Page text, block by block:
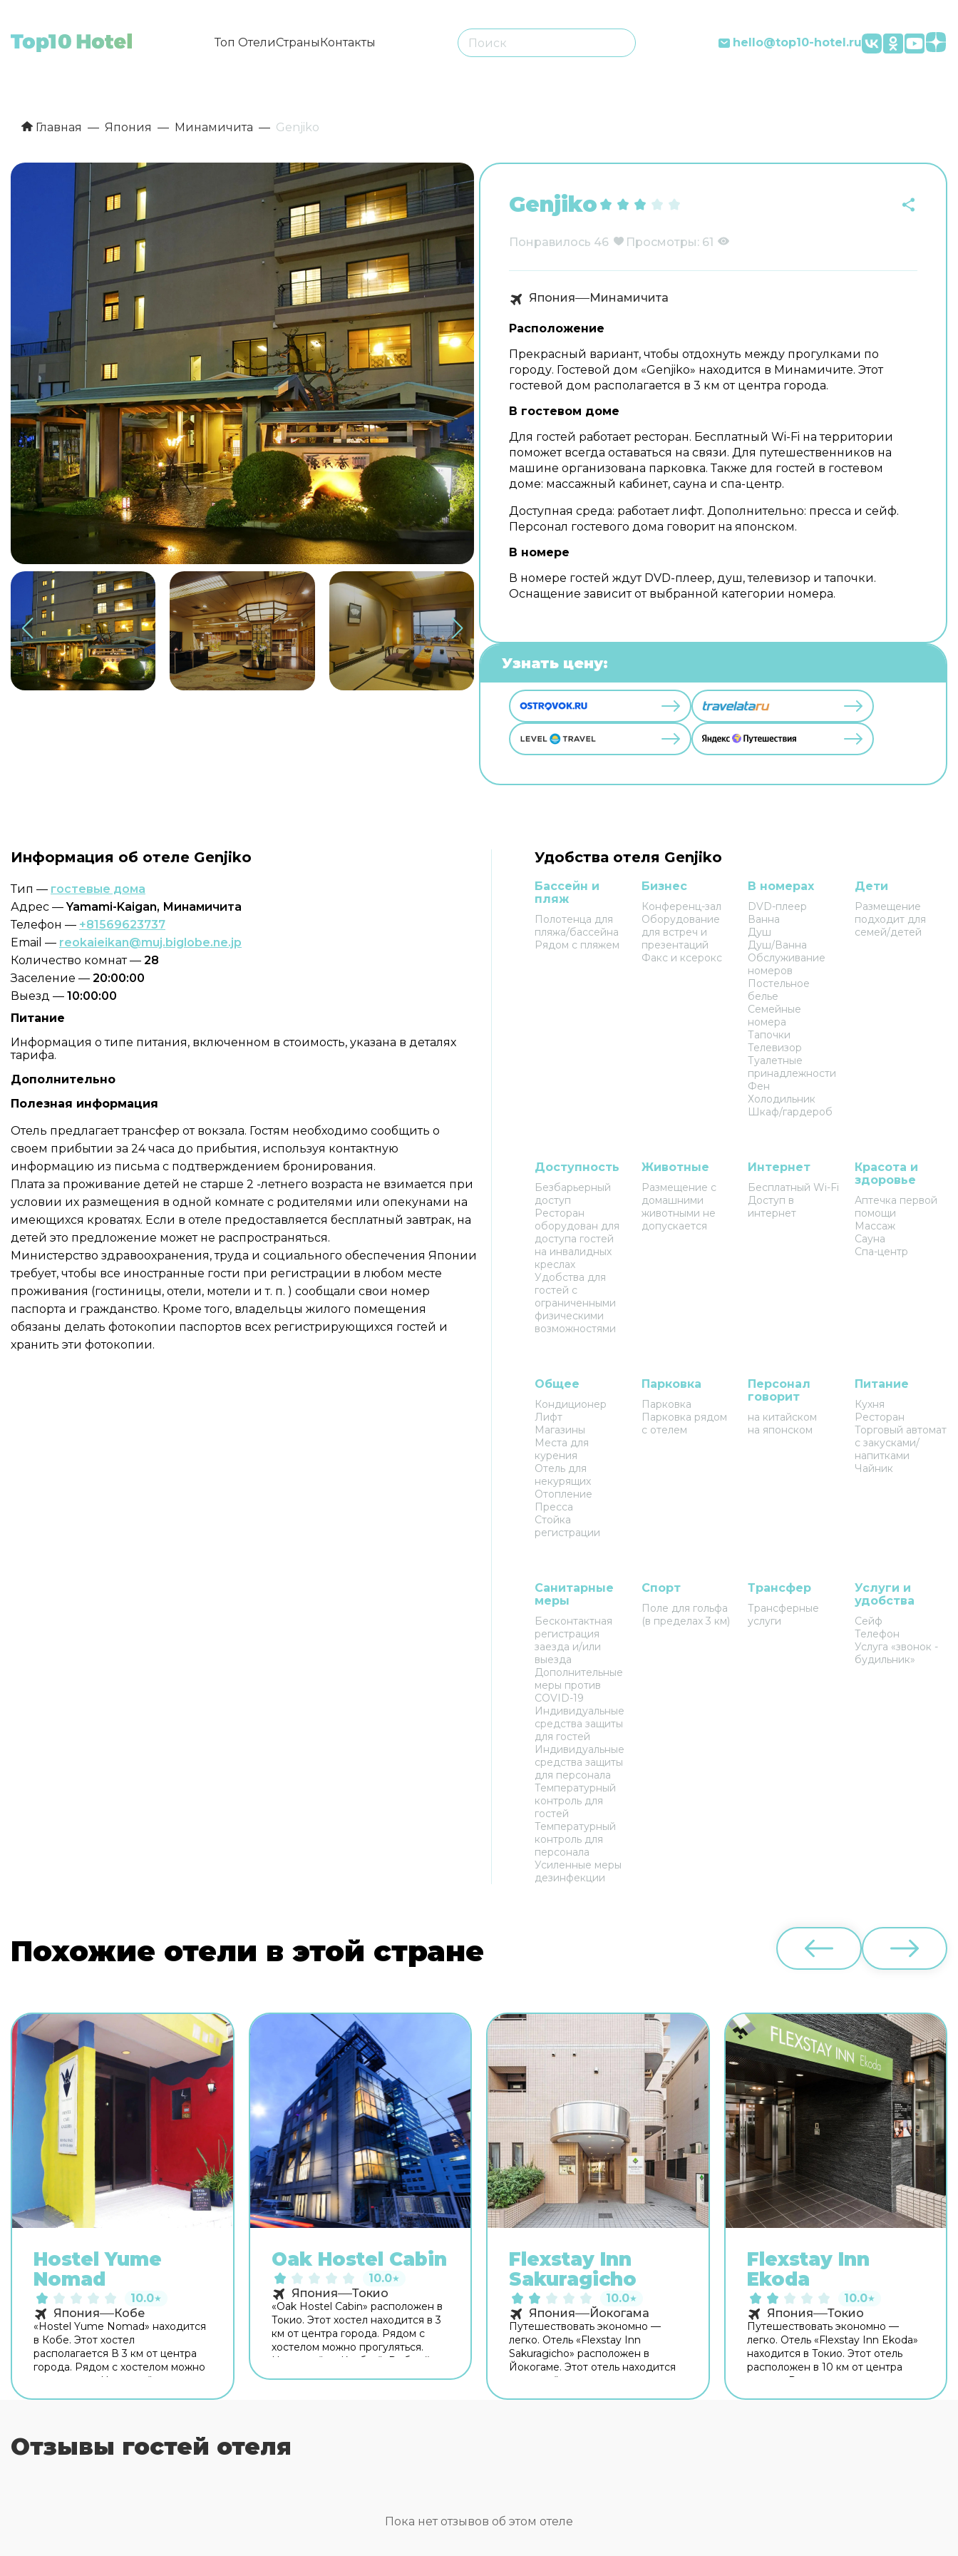
Топ ОтелиСтраныКонтакты hello@top10-hotel.ru
Главная Япония Минамичита Genjiko
Genjiko
Понравилось 46 Просмотры: 61
Япония Минамичита
Расположение
Прекрасный вариант, чтобы отдохнуть между прогулками по
городу. Гостевой дом «Genjiko» находится в Минамичите. Этот
гостевой дом располагается в 3 км от центра города.
В гостевом доме
Для гостей работает ресторан. Бесплатный Wi-Fi на территории
поможет всегда оставаться на связи. Для путешественников на
машине организована парковка. Также для гостей в гостевом
доме: массажный кабинет, сауна и спа-центр.
Доступная среда: работает лифт. Дополнительно: пресса и сейф.
Персонал гостевого дома говорит на японском.
В номере
В номере гостей ждут DVD-плеер, душ, телевизор и тапочки.
Оснащение зависит от выбранной категории номера.
Узнать цену:
Информация об отеле Genjiko
Тип — гостевые дома
Адрес —Yamami-Kaigan, Минамичита
Телефон — +81569623737
Email — reokaieikan@muj.biglobe.ne.jp
Количество комнат — 28
Заселение — 20:00:00
Выезд — 10:00:00
Питание
Информация о типе питания, включенном в стоимость, указана в деталях
тарифа.
Дополнительно
Полезная информация
Отель предлагает трансфер от вокзала. Гостям необходимо сообщить о
своем прибытии за 24 часа до прибытия, используя контактную
информацию из письма с подтверждением бронирования.
Плата за проживание детей не старше 2 -летнего возраста не взимается при
условии их размещения в одной комнате с родителями или опекунами на
имеющихся кроватях. Если в отеле предоставляется бесплатный завтрак, на
детей это предложение может не распространяться.
Министерство здравоохранения, труда и социального обеспечения Японии
требует, чтобы все иностранные гости при регистрации в любом месте
проживания (гостиницы, отели, мотели и т. п. ) сообщали свои номер
паспорта и гражданство. Кроме того, владельцы жилого помещения
обязаны делать фотокопии паспортов всех регистрирующихся гостей и
хранить эти фотокопии.
Удобства отеля Genjiko
Бассейн и
пляж
Полотенца для
пляжа/бассейна
Рядом с пляжем
Бизнес
Конференц-зал
Оборудование
для встреч и
презентаций
Факс и ксерокс
В номерах
DVD-плеер
Ванна
Душ
Душ/Ванна
Обслуживание
номеров
Постельное
белье
Семейные
номера
Тапочки
Телевизор
Туалетные
принадлежности
Фен
Холодильник
Шкаф/гардероб
Дети
Размещение
подходит для
семей/детей
Доступность
Безбарьерный
доступ
Ресторан
оборудован для
доступа гостей
на инвалидных
креслах
Удобства для
гостей с
ограниченными
физическими
возможностями
Животные
Размещение с
домашними
животными не
допускается
Интернет
Бесплатный Wi-Fi
Доступ в
интернет
Красота и
здоровье
Аптечка первой
помощи
Массаж
Сауна
Спа-центр
Общее
Кондиционер
Лифт
Магазины
Места для
курения
Отель для
некурящих
Отопление
Пресса
Стойка
регистрации
Парковка
Парковка
Парковка рядом
с отелем
Персонал
говорит
на китайском
на японском
Питание
Кухня
Ресторан
Торговый автомат
с закусками/
напитками
Чайник
Санитарные
меры
Бесконтактная
регистрация
заезда и/или
выезда
Дополнительные
меры против
COVID-19
Индивидуальные
средства защиты
для гостей
Индивидуальные
средства защиты
для персонала
Температурный
контроль для
гостей
Температурный
контроль для
персонала
Усиленные меры
дезинфекции
Спорт
Поле для гольфа
(в пределах 3 км)
Трансфер
Трансферные
услуги
Услуги и
удобства
Сейф
Телефон
Услуга «звонок -
будильник»
Похожие отели в этой стране
Hostel Yume
Nomad
10.0★
Япония Кобе
«Hostel Yume Nomad» находится
в Кобе. Этот хостел
располагается В 3 км от центра
города. Рядом с хостелом можно
прогуляться. Неподалёку:
уютной атмосфере можно в баре.
Oak Hostel Cabin
10.0★
Япония Токио
«Oak Hostel Cabin» расположен в
Токио. Этот хостел находится в 3
км от центра города. Рядом с
хостелом можно прогуляться.
Неподалёку: Каябатё, Рыбный
возможностями: на верхние этажи
гостей поднимает лифт. А ещё в
Flexstay Inn
Sakuragicho
10.0★
Япония Йокогама
Путешествовать экономно —
легко. Отель «Flexstay Inn
Sakuragicho» расположен в
Йокогаме. Этот отель находится
неподалёку от центра города.
Например, прачечная и
гладильные услуги. В номере
Flexstay Inn
Ekoda
10.0★
Япония Токио
Путешествовать экономно —
легко. Отель «Flexstay Inn Ekoda»
находится в Токио. Этот отель
расположен в 10 км от центра
города. Рядом с отелем —
Отзывы гостей отеля
Пока нет отзывов об этом отеле